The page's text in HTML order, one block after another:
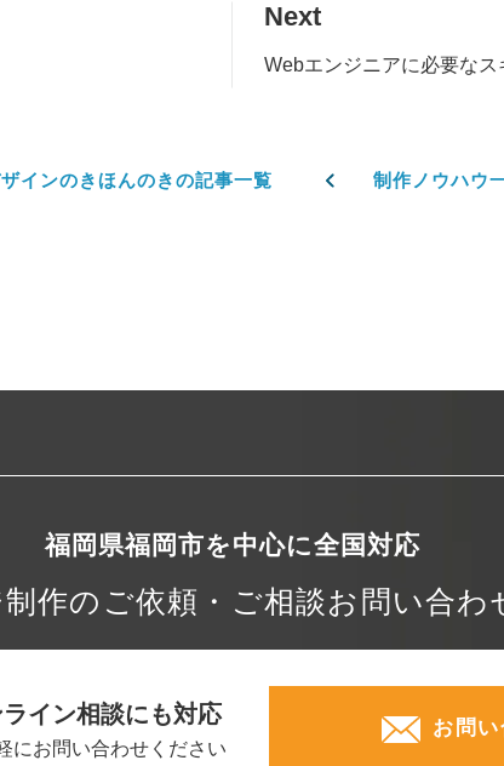
Next
Webエンジニアに必要なス
インのきほんのきの記事一覧 制作ノウハウ
福岡県福岡市を中心に全国対応
作の ご依頼・ご相談お問い合わ
イン相談にも対応
にお問い合わせください
お問